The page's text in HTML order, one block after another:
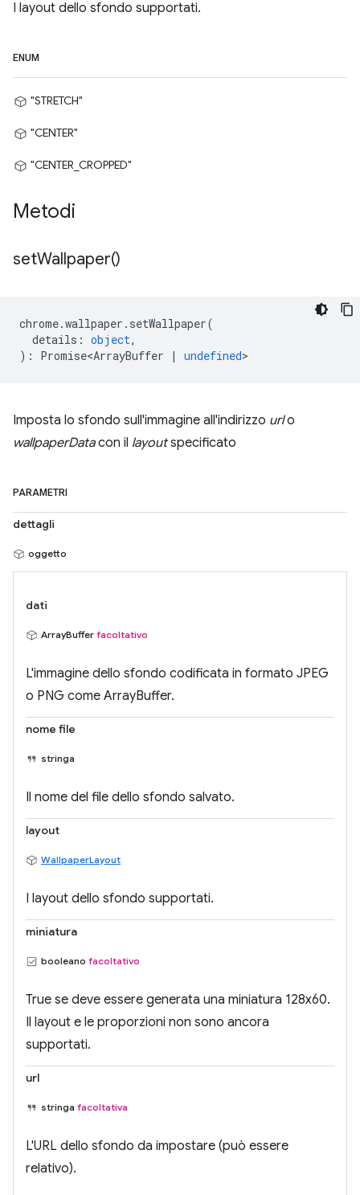
I layout dello sfondo supportati.
ENUM
"STRETCH"
"CENTER"
"CENTER_CROPPED"
Metodi
setWallpaper()
chrome.wallpaper . setWallpaper(
details : object,
) : Promise<ArrayBuffer | undefined>
Imposta lo sfondo sull'immagine all'indirizzo urlo
wallpaperDatacon il layoutspecificato
PARAMETRI
dettagli
oggetto
dati
ArrayBuffer facoltativo
L'immagine dello sfondo codificata in formato JPEG
o PNG come ArrayBuffer.
nome file
stringa
Il nome del file dello sfondo salvato.
layout
WallpaperLayout
I layout dello sfondo supportati.
miniatura
booleano facoltativo
True se deve essere generata una miniatura 128x60.
Il layout e le proporzioni non sono ancora
supportati.
url
stringa facoltativa
L'URL dello sfondo da impostare (può essere
relativo).